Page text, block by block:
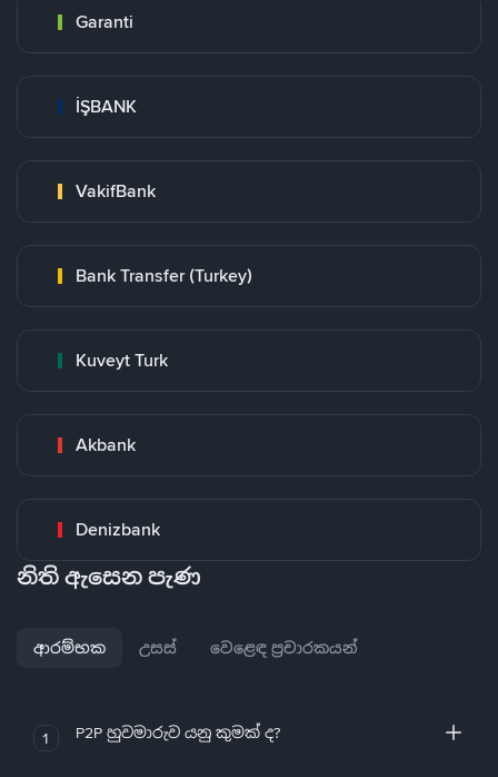
Garanti
İŞBANK
VakifBank
Bank Transfer (Turkey)
Kuveyt Turk
Akbank
Denizbank
නිති ඇසෙන පැණ
ආරම්භක උසස් වෙළෙඳ ප්‍රචාරකයන්
1 P2P හුවමාරුව යනු කුමක් ද?